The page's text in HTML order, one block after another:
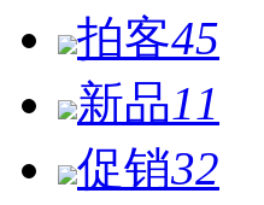
拍客45
新品11
促销32